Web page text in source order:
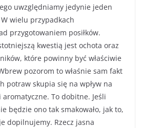
uwzględniamy jedynie jeden
wielu przypadkach
przygotowaniem posiłków.
kwestią jest ochota oraz
które powinny być właściwie
pozorom to właśnie sam fakt
potraw skupia się na wpływ na
aromatyczne. To dobitne. Jeśli
będzie ono tak smakowało, jak to,
dopilnujemy. Rzecz jasna